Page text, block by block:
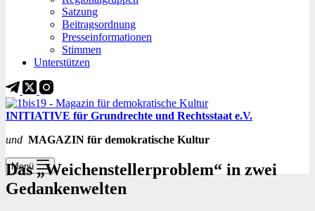
Satzung
Beitragsordnung
Presseinformationen
Stimmen
Unterstützen
INITIATIVE für Grundrechte und Rechtsstaat e.V.
und MAGAZIN für demokratische Kultur
Menü
Das „Weichenstellerproblem“ in zwei
Gedankenwelten